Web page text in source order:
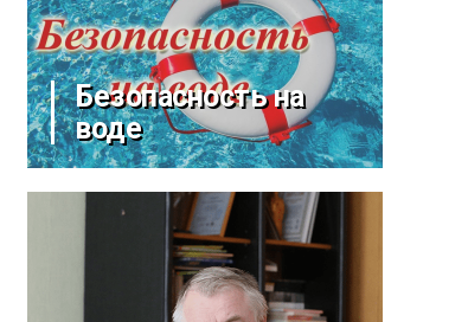
Безопасность на
воде